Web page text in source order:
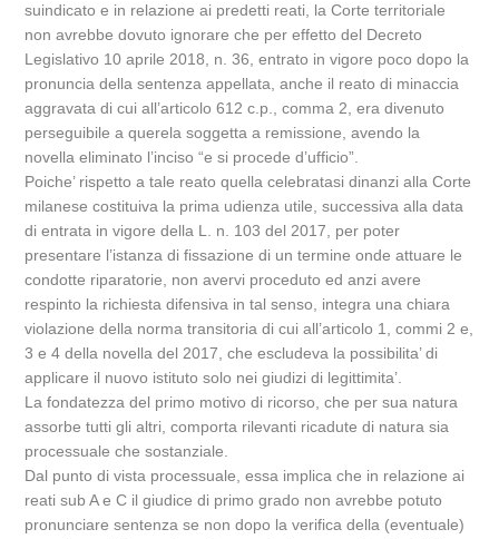
suindicato e in relazione ai predetti reati, la Corte territoriale
non avrebbe dovuto ignorare che per effetto del Decreto
Legislativo 10 aprile 2018, n. 36, entrato in vigore poco dopo la
pronuncia della sentenza appellata, anche il reato di minaccia
aggravata di cui all’articolo 612 c.p., comma 2, era divenuto
perseguibile a querela soggetta a remissione, avendo la
novella eliminato l’inciso “e si procede d’ufficio”.
Poiche’ rispetto a tale reato quella celebratasi dinanzi alla Corte
milanese costituiva la prima udienza utile, successiva alla data
di entrata in vigore della L. n. 103 del 2017, per poter
presentare l’istanza di fissazione di un termine onde attuare le
condotte riparatorie, non avervi proceduto ed anzi avere
respinto la richiesta difensiva in tal senso, integra una chiara
violazione della norma transitoria di cui all’articolo 1, commi 2 e,
3 e 4 della novella del 2017, che escludeva la possibilita’ di
applicare il nuovo istituto solo nei giudizi di legittimita’.
La fondatezza del primo motivo di ricorso, che per sua natura
assorbe tutti gli altri, comporta rilevanti ricadute di natura sia
processuale che sostanziale.
Dal punto di vista processuale, essa implica che in relazione ai
reati sub A e C il giudice di primo grado non avrebbe potuto
pronunciare sentenza se non dopo la verifica della (eventuale)